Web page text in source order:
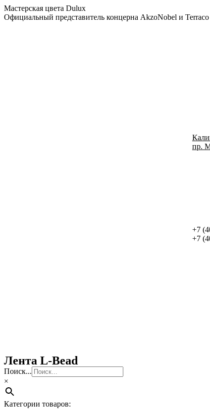
Мастерская цвета Dulux
Официальный представитель концерна AkzoNobel и
пр.
+7
+7
Лента L-Bead
Поиск...
×
Категории товаров: